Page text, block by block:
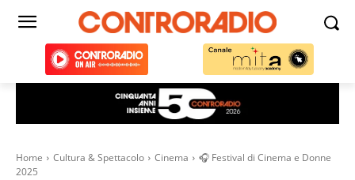
Home Cultura & Spettacolo Cinema
🎧 Festival di Cinema e Donne
2025